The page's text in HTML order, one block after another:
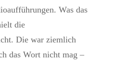
Was das
die
Die war ziemlich
das Wort nicht mag –